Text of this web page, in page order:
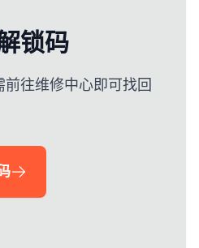
锁码
往维修中心即可找回